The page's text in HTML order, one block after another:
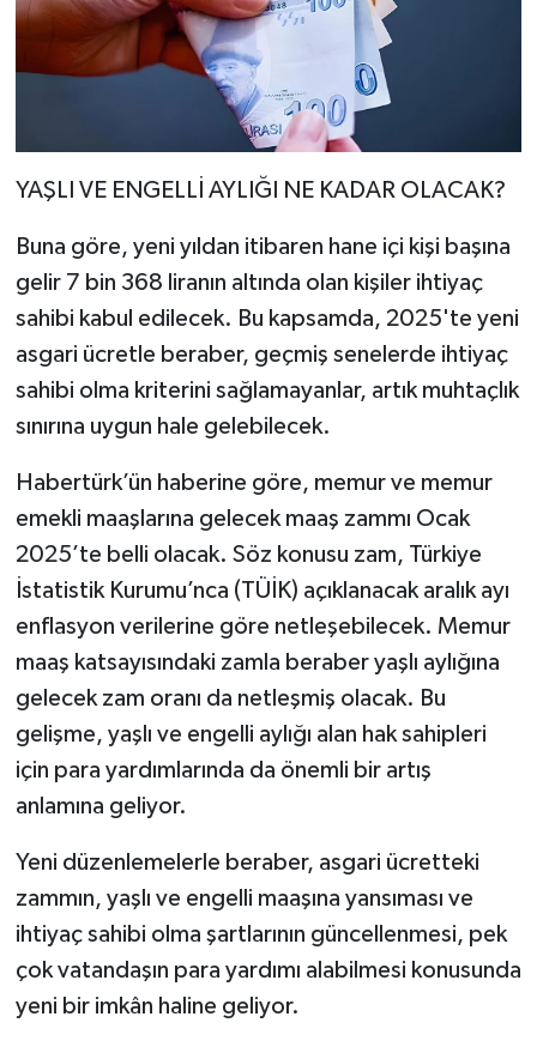
YAŞLI VE ENGELLİ AYLIĞI NE KADAR OLACAK?
Buna göre, yeni yıldan itibaren hane içi kişi başına
gelir 7 bin 368 liranın altında olan kişiler ihtiyaç
sahibi kabul edilecek. Bu kapsamda, 2025'te yeni
asgari ücretle beraber, geçmiş senelerde ihtiyaç
sahibi olma kriterini sağlamayanlar, artık muhtaçlık
sınırına uygun hale gelebilecek.
Habertürk’ün haberine göre, memur ve memur
emekli maaşlarına gelecek maaş zammı Ocak
2025’te belli olacak. Söz konusu zam, Türkiye
İstatistik Kurumu’nca (TÜİK) açıklanacak aralık ayı
enflasyon verilerine göre netleşebilecek. Memur
maaş katsayısındaki zamla beraber yaşlı aylığına
gelecek zam oranı da netleşmiş olacak. Bu
gelişme, yaşlı ve engelli aylığı alan hak sahipleri
için para yardımlarında da önemli bir artış
anlamına geliyor.
Yeni düzenlemelerle beraber, asgari ücretteki
zammın, yaşlı ve engelli maaşına yansıması ve
ihtiyaç sahibi olma şartlarının güncellenmesi, pek
çok vatandaşın para yardımı alabilmesi konusunda
yeni bir imkân haline geliyor.